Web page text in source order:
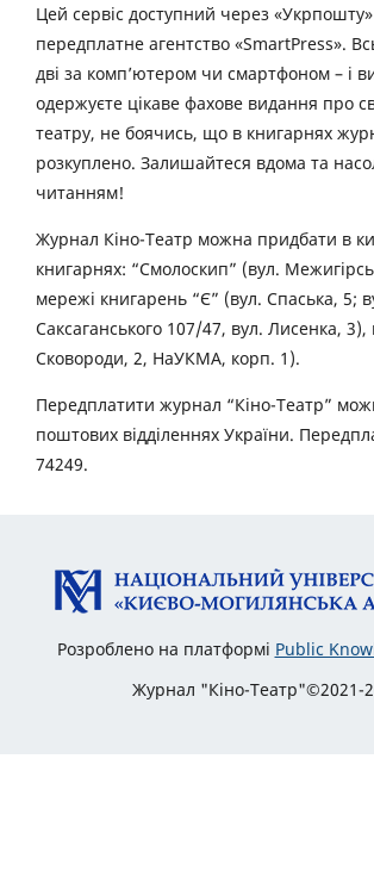
Цей сервіс доступний через
передплатне агентство «SmartPress».
дві за комп’ютером чи смартфоном – і
одержуєте цікаве фахове видання про
театру, не боячись, що в книгарнях
розкуплено. Залишайтеся вдома та
читанням!
Журнал Кіно-Театр можна придбати в
книгарнях: “Смолоскип” (вул.
мережі книгарень “Є” (вул. Спаська, 5;
Саксаганського 107/47, вул. Лисенка, 3),
Сковороди, 2, НаУКМА, корп. 1).
Передплатити журнал “Кіно-Театр”
поштових відділеннях України.
74249.
Розроблено на платформі Public
Журнал "Кіно-Театр"©2021-